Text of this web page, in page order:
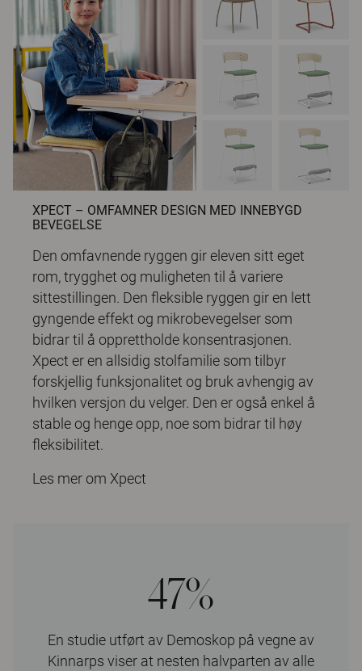
XPECT – OMFAMNER DESIGN MED INNEBYGD
BEVEGELSE
Den omfavnende ryggen gir eleven sitt eget
rom, trygghet og muligheten til å variere
sittestillingen. Den fleksible ryggen gir en lett
gyngende effekt og mikrobevegelser som
bidrar til å opprettholde konsentrasjonen.
Xpect er en allsidig stolfamilie som tilbyr
forskjellig funksjonalitet og bruk avhengig av
hvilken versjon du velger. Den er også enkel å
stable og henge opp, noe som bidrar til høy
fleksibilitet.
Les mer om Xpect
47%
En studie utført av Demoskop på vegne av
Kinnarps viser at nesten halvparten av alle